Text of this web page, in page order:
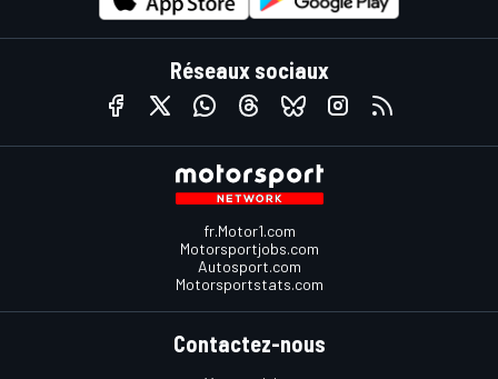
Réseaux sociaux
fr.Motor1.com
Motorsportjobs.com
Autosport.com
Motorsportstats.com
Contactez-nous